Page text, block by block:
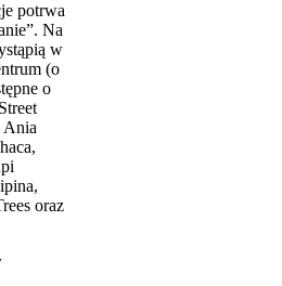
potrwa
Na
w
(o
o
Ania
oraz